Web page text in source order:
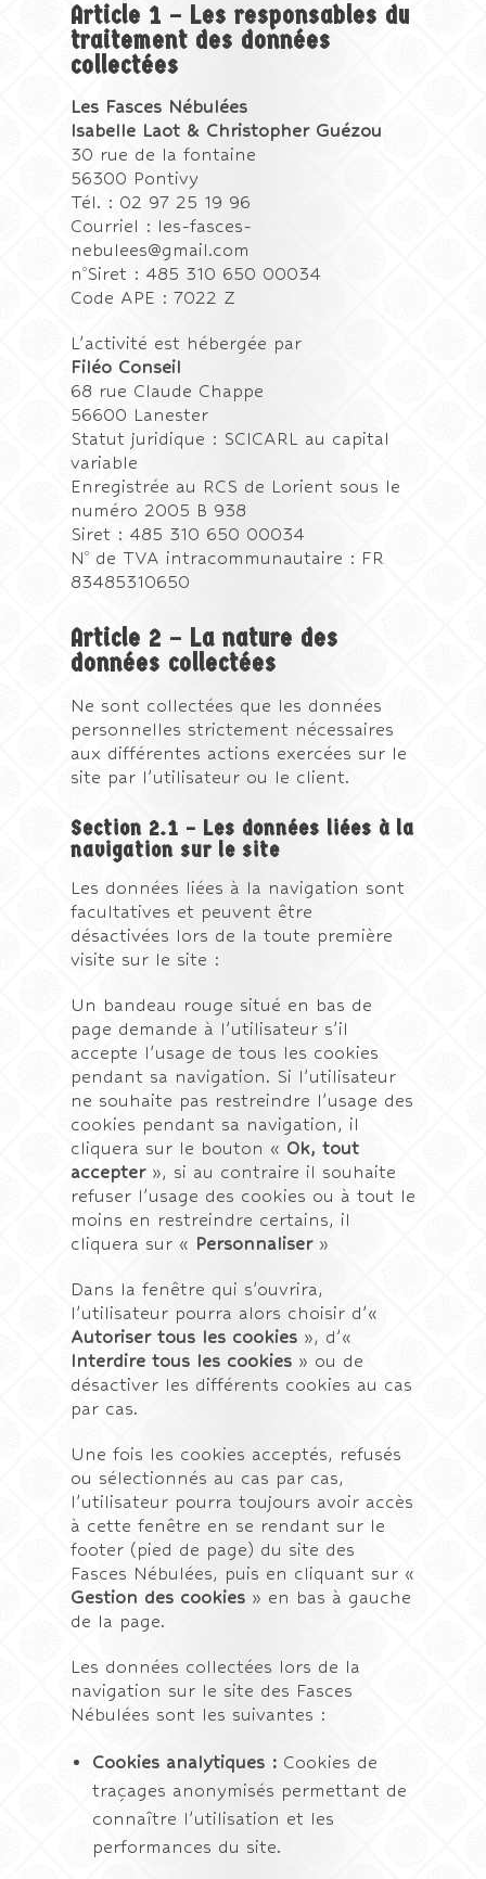
Article 1 – Les responsables du
traitement des données
collectées
Les Fasces Nébulées
Isabelle Laot & Christopher Guézou
30 rue de la fontaine
56300 Pontivy
Tél. : 02 97 25 19 96
Courriel : les-fasces-
nebulees@gmail.com
n oSiret : 485 310 650 00034
Code APE : 7022 Z
L’activité est hébergée par
Filéo Conseil
68 rue Claude Chappe
56600 Lanester
Statut juridique : SCICARL au capital
variable
Enregistrée au RCS de Lorient sous le
numéro 2005 B 938
Siret : 485 310 650 00034
N ode TVA intracommunautaire : FR
83485310650
Article 2 – La nature des
données collectées
Ne sont collectées que les données
personnelles strictement nécessaires
aux différentes actions exercées sur le
site par l’utilisateur ou le client.
Section 2.1 – Les données liées à la
navigation sur le site
Les données liées à la navigation sont
facultatives et peuvent être
désactivées lors de la toute première
visite sur le site :
Un bandeau rouge situé en bas de
page demande à l’utilisateur s’il
accepte l’usage de tous les cookies
pendant sa navigation. Si l’utilisateur
ne souhaite pas restreindre l’usage des
cookies pendant sa navigation, il
cliquera sur le bouton « Ok, tout
accepter», si au contraire il souhaite
refuser l’usage des cookies ou à tout le
moins en restreindre certains, il
cliquera sur « Personnaliser»
Dans la fenêtre qui s’ouvrira,
l’utilisateur pourra alors choisir d’«
Autoriser tous les cookies», d’«
Interdire tous les cookies» ou de
désactiver les différents cookies au cas
par cas.
Une fois les cookies acceptés, refusés
ou sélectionnés au cas par cas,
l’utilisateur pourra toujours avoir accès
à cette fenêtre en se rendant sur le
footer (pied de page) du site des
Fasces Nébulées, puis en cliquant sur «
Gestion des cookies» en bas à gauche
de la page.
Les données collectées lors de la
navigation sur le site des Fasces
Nébulées sont les suivantes :
Cookies analytiques :Cookies de
traçages anonymisés permettant de
connaître l’utilisation et les
performances du site.